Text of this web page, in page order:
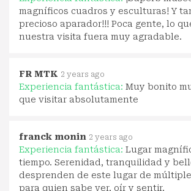
magníficos cuadros y esculturas! Y
precioso aparador!!! Poca gente, lo
nuestra visita fuera muy agradable.
FR MTK 2 years ago
Experiencia fantástica: Muy bonito
que visitar absolutamente
franck monin 2 years ago
Experiencia fantástica: Lugar
tiempo. Serenidad, tranquilidad y
desprenden de este lugar de
para quien sabe ver, oír y sentir.